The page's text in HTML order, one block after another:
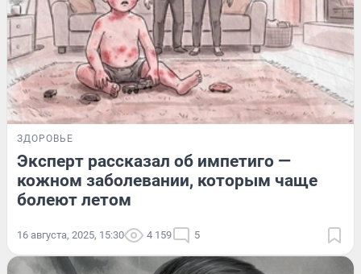
ЗДОРОВЬЕ
Эксперт рассказал об импетиго —
кожном заболевании, которым чаще
болеют летом
16 августа, 2025, 15:30 4 159 5